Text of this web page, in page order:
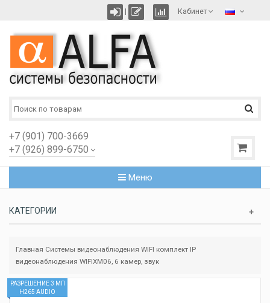
Кабинет
+7 (901) 700-3669
+7 (926) 899-6750
Меню
КАТЕГОРИИ
Главная Системы видеонаблюдения WIFI комплект IP
видеонаблюдения WIFIXM06, 6 камер, звук
РАЗРЕШЕНИЕ 3 МП
H265 AUDIO